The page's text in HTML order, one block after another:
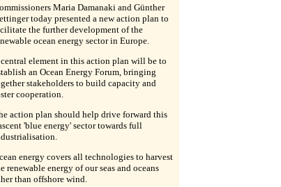
Maria Damanaki and Günther
today presented a new action plan to
the further development of the
ocean energy sector in Europe.
element in this action plan will be to
an Ocean Energy Forum, bringing
stakeholders to build capacity and
cooperation.
action plan should help drive forward this
'blue energy' sector towards full
energy covers all technologies to harvest
renewable energy of our seas and oceans
than offshore wind.